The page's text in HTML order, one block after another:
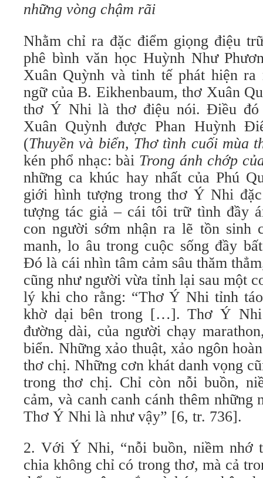
những vòng chậm rãi
Nhằm chỉ ra đặc điểm giọng điệu
phê bình văn học Huỳnh Như
Xuân Quỳnh và tinh tế phát hiện ra
ngữ của B. Eikhenbaum, thơ Xuân
thơ Ý Nhi là thơ điệu nói. Điều
Xuân Quỳnh được Phan Huỳnh
(Thuyền và biển, Thơ tình cuối mùa
kén phổ nhạc: bài Trong ánh chớp
những ca khúc hay nhất của Phú
giới hình tượng trong thơ Ý Nhi
tượng tác giả – cái tôi trữ tình đầy
con người sớm nhận ra lẽ tồn sinh
manh, lo âu trong cuộc sống đầy
Đó là cái nhìn tâm cảm sâu thăm
cũng như người vừa tỉnh lại sau một
lý khi cho rằng: “Thơ Ý Nhi tỉnh
khờ dại bên trong […]. Thơ Ý
đường dài, của người chạy
biển. Những xảo thuật, xảo ngôn
thơ chị. Những cơn khát danh vọng
trong thơ chị. Chỉ còn nỗi buồn,
cảm, và canh canh cánh thêm những
Thơ Ý Nhi là như vậy” [6, tr. 736].
2. Với Ý Nhi, “nỗi buồn, niềm nhớ
chia không chỉ có trong thơ, mà cả